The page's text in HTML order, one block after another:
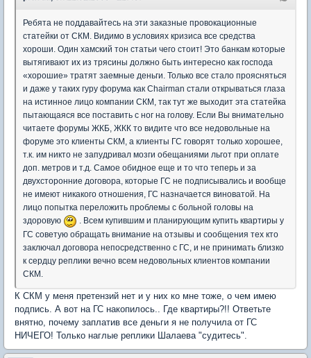
Ребята не поддавайтесь на эти заказные провокационные
статейки от СКМ. Видимо в условиях кризиса все средства
хороши. Один хамский тон статьи чего стоит! Это банкам которые
вытягивают их из трясины должно быть интересно как господа
«хорошие» тратят заемные деньги. Только все стало проясняться
и даже у таких гуру форума как Chairman стали открываться глаза
на истинное лицо компании СКМ, так тут же выходит эта статейка
пытающаяся все поставить с ног на голову. Если Вы внимательно
читаете форумы ЖКБ, ЖКК то видите что все недовольные на
форуме это клиенты СКМ, а клиенты ГС говорят только хорошее,
т.к. им никто не запудривал мозги обещаниями льгот при оплате
доп. метров и т.д. Самое обидное еще и то что теперь и за
двухсторонние договора, которые ГС не подписывались и вообще
не имеют никакого отношения, ГС назначается виноватой. На
лицо попытка переложить проблемы с больной головы на
здоровую
. Всем купившим и планирующим купить квартиры у
ГС советую обращать внимание на отзывы и сообщения тех кто
заключал договора непосредственно с ГС, и не принимать близко
к сердцу реплики вечно всем недовольных клиентов компании
СКМ.
К СКМ у меня претензий нет и у них ко мне тоже, о чем имею
подпись. А вот на ГС накопилось.. Где квартиры?!! Ответьте
внятно, почему заплатив все деньги я не получила от ГС
НИЧЕГО! Только наглые реплики Шалаева "судитесь".